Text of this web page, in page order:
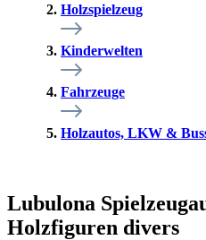
Holzspielzeug
Kinderwelten
Fahrzeuge
Holzautos, LKW &
Lubulona
Holzfiguren divers